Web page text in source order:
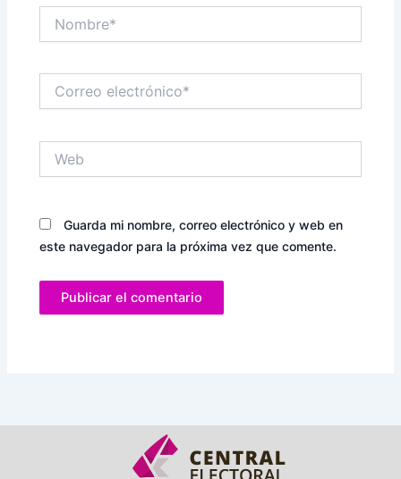
electrónico*
Guarda mi nombre, correo electrónico y web en
este navegador para la próxima vez que comente.